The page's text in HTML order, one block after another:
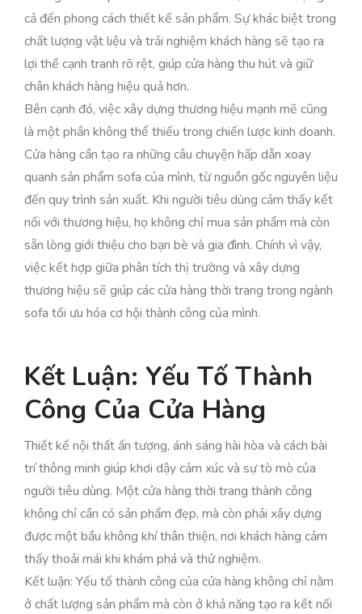
cả đến phong cách thiết kế sản phẩm. Sự khác biệt trong
chất lượng vật liệu và trải nghiệm khách hàng sẽ tạo ra
lợi thế cạnh tranh rõ rệt, giúp cửa hàng thu hút và giữ
chân khách hàng hiệu quả hơn.
Bên cạnh đó, việc xây dựng thương hiệu mạnh mẽ cũng
là một phần không thể thiếu trong chiến lược kinh doanh.
Cửa hàng cần tạo ra những câu chuyện hấp dẫn xoay
quanh sản phẩm sofa của mình, từ nguồn gốc nguyên liệu
đến quy trình sản xuất. Khi người tiêu dùng cảm thấy kết
nối với thương hiệu, họ không chỉ mua sản phẩm mà còn
sẵn lòng giới thiệu cho bạn bè và gia đình. Chính vì vậy,
việc kết hợp giữa phân tích thị trường và xây dựng
thương hiệu sẽ giúp các cửa hàng thời trang trong ngành
sofa tối ưu hóa cơ hội thành công của mình.
Kết Luận: Yếu Tố Thành
Công Của Cửa Hàng
Thiết kế nội thất ấn tượng, ánh sáng hài hòa và cách bài
trí thông minh giúp khơi dậy cảm xúc và sự tò mò của
người tiêu dùng. Một cửa hàng thời trang thành công
không chỉ cần có sản phẩm đẹp, mà còn phải xây dựng
được một bầu không khí thân thiện, nơi khách hàng cảm
thấy thoải mái khi khám phá và thử nghiệm.
Kết luận: Yếu tố thành công của cửa hàng không chỉ nằm
ở chất lượng sản phẩm mà còn ở khả năng tạo ra kết nối